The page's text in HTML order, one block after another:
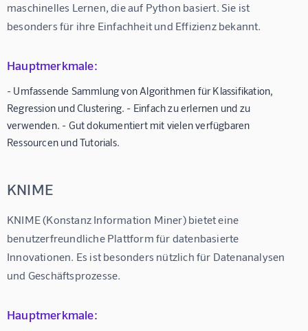
maschinelles Lernen, die auf Python basiert. Sie ist
besonders für ihre Einfachheit und Effizienz bekannt.
Hauptmerkmale:
- Umfassende Sammlung von Algorithmen für Klassifikation,
Regression und Clustering. - Einfach zu erlernen und zu
verwenden. - Gut dokumentiert mit vielen verfügbaren
Ressourcen und Tutorials.
KNIME
KNIME (Konstanz Information Miner) bietet eine
benutzerfreundliche Plattform für datenbasierte
Innovationen. Es ist besonders nützlich für Datenanalysen
und Geschäftsprozesse.
Hauptmerkmale: